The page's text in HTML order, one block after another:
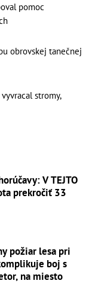
pomoc
obrovskej tanečnej
stromy,
V TEJTO
prekročiť 33
požiar lesa pri
boj s